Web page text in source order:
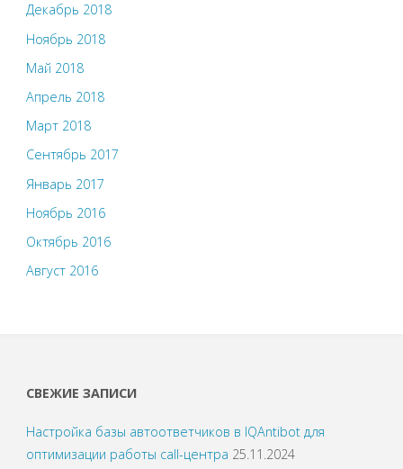
Декабрь 2018
Ноябрь 2018
Май 2018
Апрель 2018
Март 2018
Сентябрь 2017
Январь 2017
Ноябрь 2016
Октябрь 2016
Август 2016
СВЕЖИЕ ЗАПИСИ
Настройка базы автоответчиков в IQAntibot для
оптимизации работы call-центра 25.11.2024